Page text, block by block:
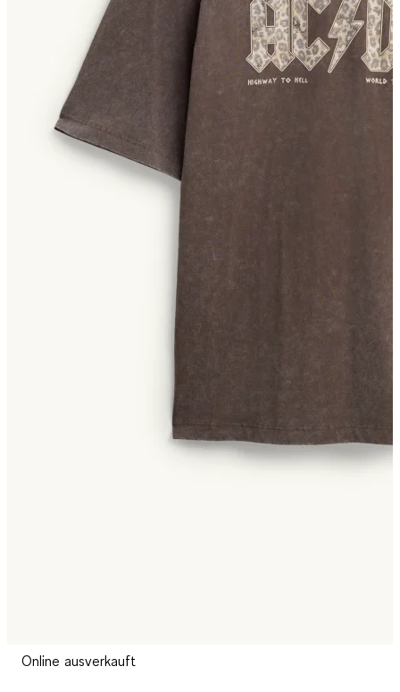
Online ausverkauft